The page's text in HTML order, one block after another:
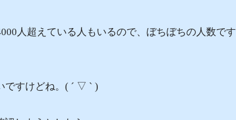
人超えている人もいるので、ぼちぼちの人数です
ですけどね。( ´ ▽ ` )